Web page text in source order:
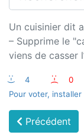
Un cuisinier dit
– Supprime le
viens de casser
:-) 4 :-(
0
Pour voter,
Précédent